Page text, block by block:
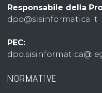
Responsabile della
dpo@sisinformatica.it
PEC:
NORMATIVE